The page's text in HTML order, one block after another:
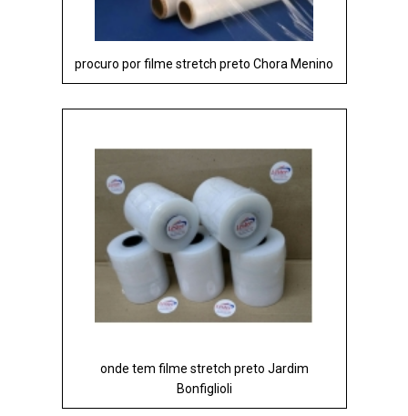
procuro por filme stretch preto Chora Menino
onde tem filme stretch preto Jardim
Bonfiglioli